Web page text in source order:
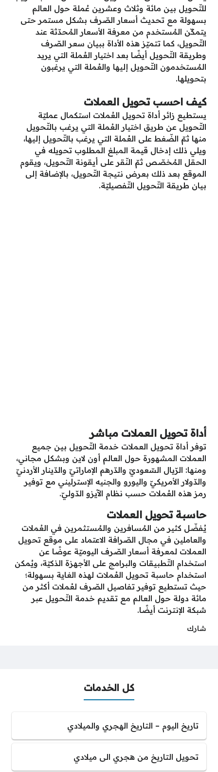
للتّحويل بين مائة وثلاث وعشرين عُملة حول العالم
بسهولة مع تحديث أسعار الصّرف بشكل مستمر حتى
يتمكّن المُستخدم من معرفة الأسعار المُحدّثة عند
التّحويل، كما تتميّز هذه الأداة ببيان سعر الصّرف
وطريقة التّحويل أيضًا بعد اختيار العُملة التي يريد
المُستخدمون التّحويل إليها والعُملة التي يرغبون
بتحويلها.
كيف احسب تحويل العملات
يستطيع زائر أداة تحويل العُملات استكمال عمليّة
التّحويل عن طريق اختيار العُملة التي يرغب بالتّحويل
منها ثمّ الضّغط على العُملة التي يرغب بالتّحويل إليها،
ويلي ذلك إدخال قيمة المبلغ المطلوب تحويله في
الحقل المُخصّص ثمّ النّقر على أيقونة التّحويل، ويقوم
الموقع بعد ذلك بعرض نتيجة التّحويل، بالإضافة إلى
بيان طريقة التّحويل التّفصيليّة.
أداة تحويل العملات مباشر
توفر أداة تحويل العملات خدمة التّحويل بين جميع
العملات المشهورة حول العالم أون لاين وبشكل مجاني،
ومنها: الرّيال السّعوديّ والدّرهم الإماراتيّ والدّينار الأردنيّ
والدّولار الأمريكيّ واليورو والجنيه الإسترليني مع توفير
رمز هذه العُملات حسب نظام الآيزو الدّوليّ.
حاسبة تحويل العملات
يُفضّل كثير من المُسافرين والمُستثمرين في العُملات
والعاملين في مجال الصّرافة الاعتماد على موقع تحويل
العملات لمعرفة أسعار الصّرف اليوميّة عوضًا عن
استخدام التّطبيقات والبرامج على الأجهزة الذكيّة، ويُمكن
استخدام حاسبة تحويل العُملات لهذه الغاية بسهولة؛
حيث تستطيع توفير تفاصيل الصّرف لعُملات أكثر من
مائة دولة حول العالم مع تقديم خدمة التّحويل عبر
شبكة الإنترنت أيضًا.
شارك
كل الخدمات
تاريخ اليوم – التاريخ الهجري والميلادي
تحويل التاريخ من هجري الى ميلادي